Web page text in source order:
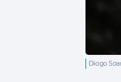
Diogo